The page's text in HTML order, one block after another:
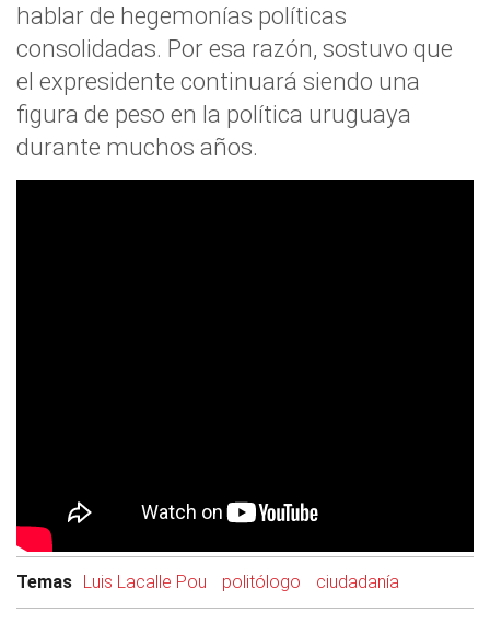
hablar de hegemonías políticas
consolidadas. Por esa razón, sostuvo que
el expresidente continuará siendo una
figura de peso en la política uruguaya
durante muchos años.
Temas Luis Lacalle Pou politólogo ciudadanía